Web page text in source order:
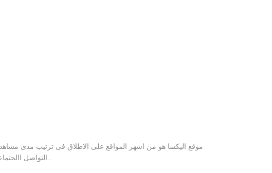
التواصل االجتماعى فيس بوك و هو امر طبيعى حيث يحتل الموقع نفسة الصداره عالميا. وتحتل المواقع الاخبارية الصداره فى...